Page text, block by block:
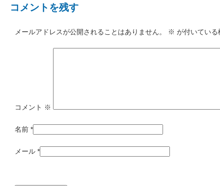
コメントを残す
メールアドレスが公開されることはありません。 ※ が付いてい
コメント ※
名前 *
メール *